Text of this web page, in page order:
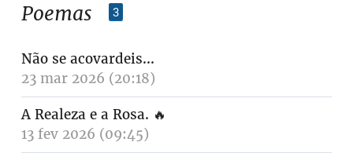
Poemas 3
Não se acovardeis...
23 mar 2026 (20:18)
A Realeza e a Rosa. 🔥
13 fev 2026 (09:45)